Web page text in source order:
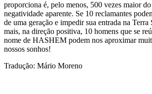
proporciona é, pelo menos, 500 vezes maior
negatividade aparente. Se 10 reclamantes
de uma geração e impedir sua entrada na Terra
mais, na direção positiva, 10 homens que se
nome de HASHEM podem nos aproximar
nossos sonhos!
Tradução: Mário Moreno